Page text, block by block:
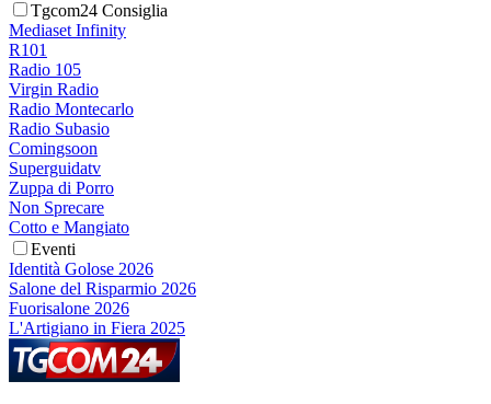
Tgcom24 Consiglia
Mediaset Infinity
R101
Radio 105
Virgin Radio
Radio Montecarlo
Radio Subasio
Comingsoon
Superguidatv
Zuppa di Porro
Non Sprecare
Cotto e Mangiato
Eventi
Identità Golose 2026
Salone del Risparmio 2026
Fuorisalone 2026
L'Artigiano in Fiera 2025